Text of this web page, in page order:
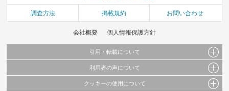
調査方法 掲載規約 お問い合わせ
会社概要 個人情報保護方針
引用・転載について
当サイトで公開されている情報（文字、写真、イラスト、画像データ等）及びこれらの配
これらの情報を権利者の許可なく無断転載・複製などの二次利用を行うことは固く禁じて
利用者の声について
当サイトに掲載している内容はすべてサービスの利用者が提出された見解・感想です。
クッキーの使用について